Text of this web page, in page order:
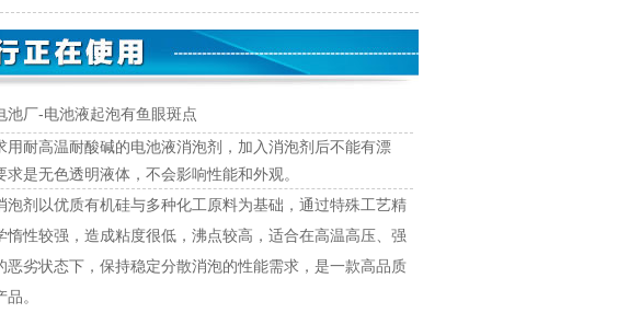
池厂-电池液起泡有鱼眼斑点
用耐高温耐酸碱的电池液消泡剂，加入消泡剂后不能有漂
是无色透明液体，不会影响性能和外观。
泡剂以优质有机硅与多种化工原料为基础，通过特殊工艺精
惰性较强，造成粘度很低，沸点较高，适合在高温高压、强
恶劣状态下，保持稳定分散消泡的性能需求，是一款高品质
品。